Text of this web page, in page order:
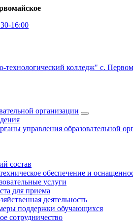
16:00
организации
управления образовательной
состав
обеспечение и
услуги
для приема
деятельность
поддержки обучающихся
сотрудничество